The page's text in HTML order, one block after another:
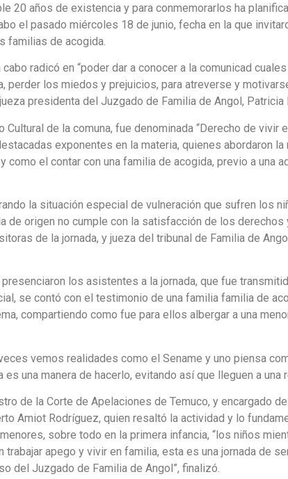
20 años de existencia y para conmemorarlos ha
el pasado miércoles 18 de junio, fecha en la que
familias de acogida.
radicó en “poder dar a conocer a la comunicad
perder los miedos y prejuicios, para atreverse y
presidenta del Juzgado de Familia de Angol, Patricia
de la comuna, fue denominada “Derecho de vivir
exponentes en la materia, quienes abordaron la
como el contar con una familia de acogida, previo a una
la situación especial de vulneración que sufren los
de origen no cumple con la satisfacción de los
de la jornada, y jueza del tribunal de Familia de
los asistentes a la jornada, que fue
se contó con el testimonio de una familia familia de
compartiendo como fue para ellos albergar a una
vemos realidades como el Sename y uno piensa
una manera de hacerlo, evitando así que lleguen a una
de la Corte de Apelaciones de Temuco, y encargado
Amiot Rodríguez, quien resaltó la actividad y lo
sobre todo en la primera infancia, “los niños
trabajar apego y vivir en familia, esta es una jornada de
del Juzgado de Familia de Angol”, finalizó.